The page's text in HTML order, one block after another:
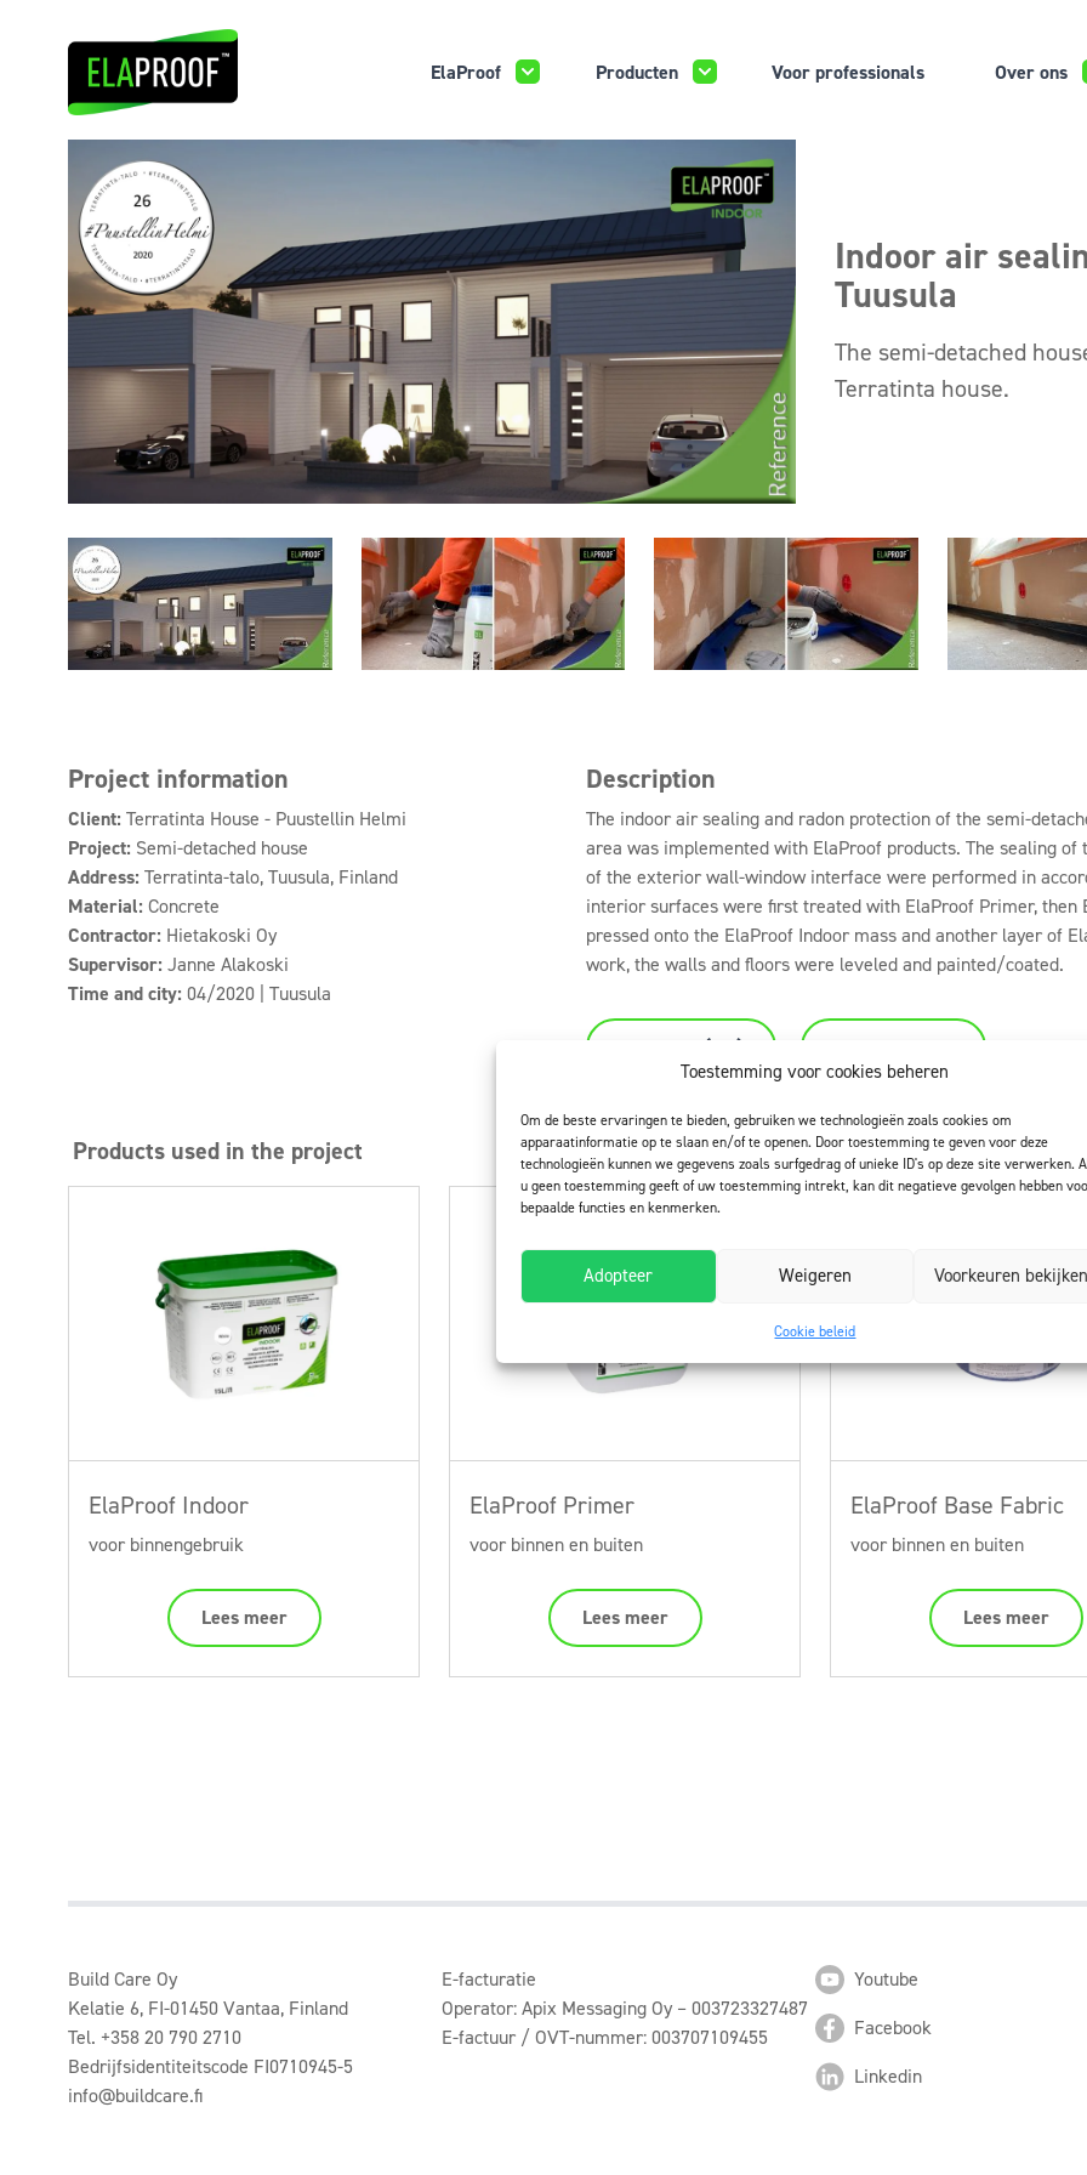
Toestemming voor cookies beheren
Om de beste ervaringen te bieden, gebruiken we technologieën zoals cookies om
apparaatinformatie op te slaan en/of te openen. Door toestemming te geven voor deze
technologieën kunnen we gegevens zoals surfgedrag of unieke ID's op deze site verwerken.
u geen toestemming geeft of uw toestemming intrekt, kan dit negatieve gevolgen hebben
bepaalde functies en kenmerken.
Adopteer Weigeren Voorkeuren bekijken
Cookie beleid
ElaProof Producten Voor professionals Over ons
Indoor air
Tuusula
The semi-detached
Terratinta house.
Project information
Client: Terratinta House - Puustellin Helmi
Project: Semi-detached house
Address: Terratinta-talo, Tuusula, Finland
Material: Concrete
Contractor: Hietakoski Oy
Supervisor: Janne Alakoski
Time and city: 04/2020 | Tuusula
Description
The indoor air sealing and radon protection of the semi-
area was implemented with ElaProof products. The sealing
of the exterior wall-window interface were performed in
interior surfaces were first treated with ElaProof Primer, then
pressed onto the ElaProof Indoor mass and another layer of
work, the walls and floors were leveled and painted/coated.
Download (pdf)
Products used in the project
ElaProof Indoor
voor binnengebruik
Lees meer
ElaProof Primer
voor binnen en buiten
Lees meer
ElaProof Base Fabric
voor binnen en buiten
Lees meer
Build Care Oy
Kelatie 6, FI-01450 Vantaa, Finland
Tel. +358 20 790 2710
Bedrijfsidentiteitscode FI0710945-5
info@buildcare.fi
E-facturatie
Operator: Apix Messaging Oy – 003723327487
E-factuur / OVT-nummer: 003707109455
Youtube
Facebook
Linkedin